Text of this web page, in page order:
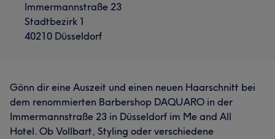
Was unsere Kunden über Dominic sagen
Immermannstraße 23
Stadtbezirk 1
40210 Düsseldorf
Gönn dir eine Auszeit und einen neuen Haarschnitt bei
dem renommierten Barbershop DAQUARO in der
Immermannstraße 23 in Düsseldorf im Me and All
Hotel. Ob Vollbart, Styling oder verschiedene